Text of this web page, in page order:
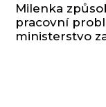
Milenka
pracovní
ministerstvo